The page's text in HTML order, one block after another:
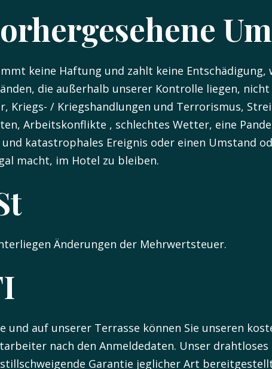
keine Haftung und zahlt keine
die außerhalb unserer Kontrolle liegen,
Kriegs- / Kriegshandlungen und Terrorismus,
Arbeitskonflikte , schlechtes Wetter, eine
katastrophales Ereignis oder einen Umstand
macht, im Hotel zu bleiben.
Änderungen der Mehrwertsteuer.
und auf unserer Terrasse können Sie unseren
nach den Anmeldedaten. Unser
Garantie jeglicher Art